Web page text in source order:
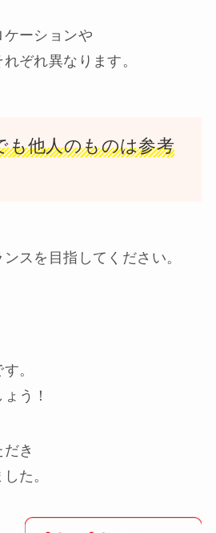
ーションや
ぞれ異なります。
も他人のものは参考
スを目指してください。
。
う！
き
た。